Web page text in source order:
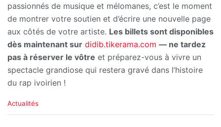
passionnés de musique et mélomanes, c’est le moment
de montrer votre soutien et d’écrire une nouvelle page
aux côtés de votre artiste. Les billets sont disponibles
dès maintenant sur didib.tikerama.com — ne tardez
pas à réserver le vôtre et préparez-vous à vivre un
spectacle grandiose qui restera gravé dans l’histoire
du rap ivoirien !
C
Actualités